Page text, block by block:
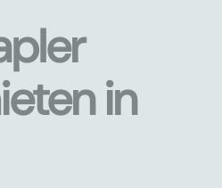
in